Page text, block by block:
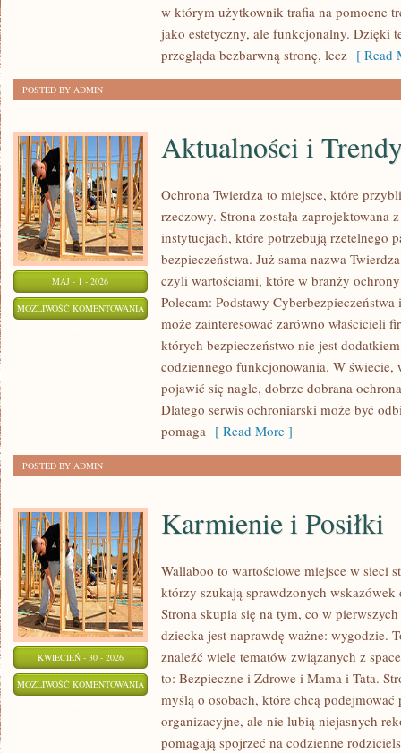
w którym użytkownik trafia na pomocne
jako estetyczny, ale funkcjonalny. Dzięki
przegląda bezbarwną stronę, lecz [ Read
POSTED BY ADMIN
MAJ - 1 - 2026
MOŻLIWOŚĆ KOMENTOWANIA AKTUALNOŚCI
TRENDY
Aktualności i
Ochrona Twierdza to miejsce, które
rzeczowy. Strona została zaprojektowana
instytucjach, które potrzebują rzetelnego
bezpieczeństwa. Już sama nazwa
czyli wartościami, które w branży
Polecam: Podstawy
może zainteresować zarówno właścicieli
których bezpieczeństwo nie jest
codziennego funkcjonowania. W świecie,
pojawić się nagle, dobrze dobrana
Dlatego serwis ochroniarski może być
pomaga [ Read More ]
POSTED BY ADMIN
KWIECIEŃ - 30 - 2026
MOŻLIWOŚĆ KOMENTOWANIA KARMIENIE
POSIŁKI
Karmienie i Posiłki
Wallaboo to wartościowe miejsce w sieci
którzy szukają sprawdzonych wskazówek
Strona skupia się na tym, co w
dziecka jest naprawdę ważne: wygodzie.
znaleźć wiele tematów związanych z
to: Bezpieczne i Zdrowe i Mama i Tata.
myślą o osobach, które chcą
organizacyjne, ale nie lubią niejasnych
pomagają spojrzeć na codzienne